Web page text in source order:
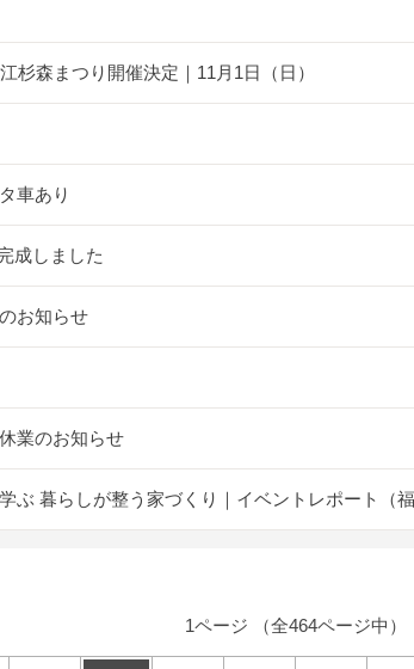
杉森まつり開催決定｜11月1日（日）
車あり
成しました
お知らせ
業のお知らせ
ぶ 暮らしが整う家づくり｜イベントレポート（
1ページ （全464ページ中）